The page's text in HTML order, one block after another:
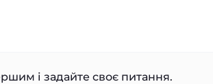
і задайте своє питання.